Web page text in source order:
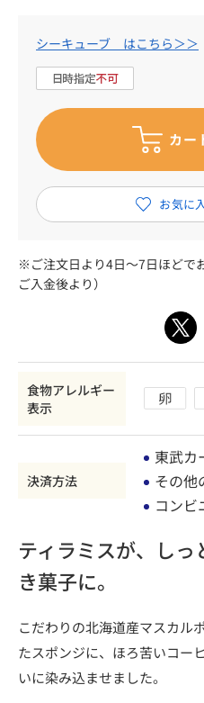
シーキューブ はこちら＞＞
※ご注文日より4日～7日ほどで
ご入金後より）
食物アレルギー
表示
決済方法
東武カ
その他
コンビ
ティラミスが、し
き菓子に。
こだわりの北海道産マスカル
たスポンジに、ほろ苦いコー
いに染み込ませました。